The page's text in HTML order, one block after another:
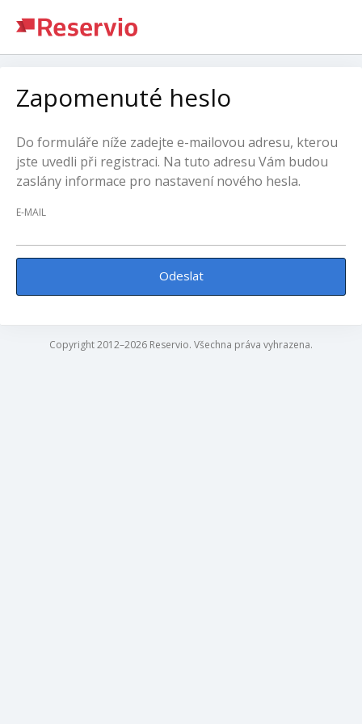
Zapomenuté heslo
Do formuláře níže zadejte e-mailovou adresu, kterou
jste uvedli při registraci. Na tuto adresu Vám budou
zaslány informace pro nastavení nového hesla.
E-MAIL
Odeslat
Copyright 2012–2026 Reservio. Všechna práva vyhrazena.